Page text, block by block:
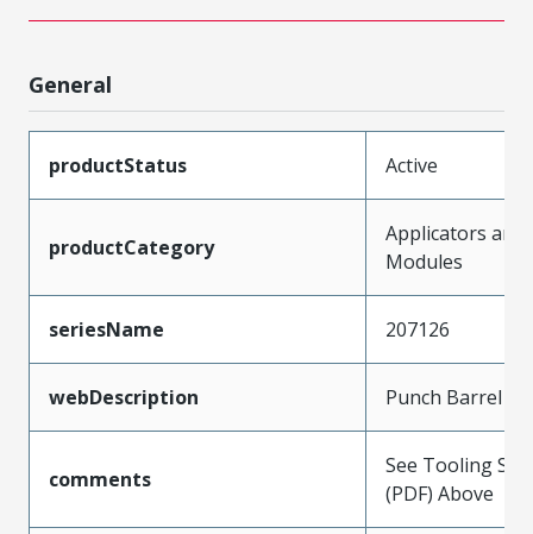
General
productStatus Active
productCategory
Applicators and
Modules
seriesName 207126
webDescription Punch Barrel
comments
See Tooling
(PDF) Above